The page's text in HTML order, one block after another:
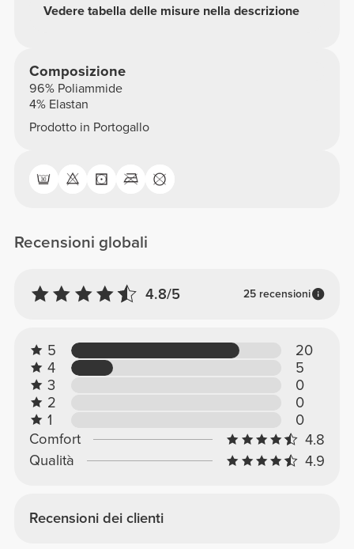
Vedere tabella delle misure nella descrizione
Composizione
96% Poliammide
4% Elastan
Prodotto in Portogallo
Recensioni globali
4.8/5 25 recensioni
5
20
4
5
3
0
2
0
1
0
Comfort
4.8
Qualità
4.9
Recensioni dei clienti